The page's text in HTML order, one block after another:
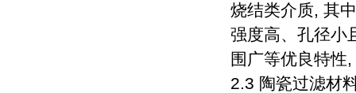
烧结类介质, 其
强度高、孔径小
围广等优良特性
2.3 陶瓷过滤材